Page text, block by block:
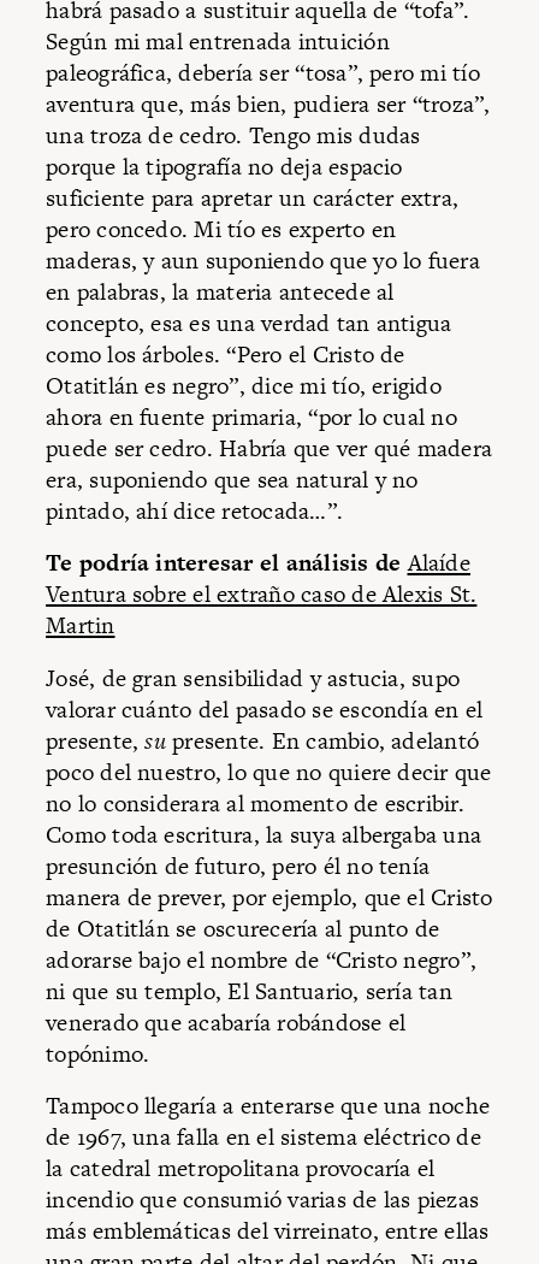
habrá pasado a sustituir aquella de “tofa”.
Según mi mal entrenada intuición
paleográfica, debería ser “tosa”, pero mi tío
aventura que, más bien, pudiera ser “troza”,
una troza de cedro. Tengo mis dudas
porque la tipografía no deja espacio
suficiente para apretar un carácter extra,
pero concedo. Mi tío es experto en
maderas, y aun suponiendo que yo lo fuera
en palabras, la materia antecede al
concepto, esa es una verdad tan antigua
como los árboles. “Pero el Cristo de
Otatitlán es negro”, dice mi tío, erigido
ahora en fuente primaria, “por lo cual no
puede ser cedro. Habría que ver qué madera
era, suponiendo que sea natural y no
pintado, ahí dice retocada…”.
Te podría interesar el análisis de Alaíde
Ventura sobre el extraño caso de Alexis St.
Martin
José, de gran sensibilidad y astucia, supo
valorar cuánto del pasado se escondía en el
presente,supresente. En cambio, adelantó
poco del nuestro, lo que no quiere decir que
no lo considerara al momento de escribir.
Como toda escritura, la suya albergaba una
presunción de futuro, pero él no tenía
manera de prever, por ejemplo, que el Cristo
de Otatitlán se oscurecería al punto de
adorarse bajo el nombre de “Cristo negro”,
ni que su templo, El Santuario, sería tan
venerado que acabaría robándose el
topónimo.
Tampoco llegaría a enterarse que una noche
de 1967, una falla en el sistema eléctrico de
la catedral metropolitana provocaría el
incendio que consumió varias de las piezas
más emblemáticas del virreinato, entre ellas